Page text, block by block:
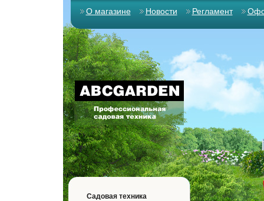
О магазине Новости Регламент
Садовая техника